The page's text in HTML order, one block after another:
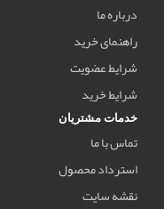
درباره ما
راهنمای خرید
شرایط عضویت
شرایط خرید
خدمات مشتریان
تماس با ما
استرداد محصول
نقشه سایت